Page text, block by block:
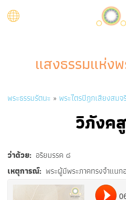
แสงธรรมแห่ง
Breadcrumb
พระธรรมรัตนะ พระไตรปิฎกเสียงสมจ
วิภังค
ว่าด้วย อริยมรรค ๘
เหตุการณ์ พระผู้มีพระภาคทรงจำแน